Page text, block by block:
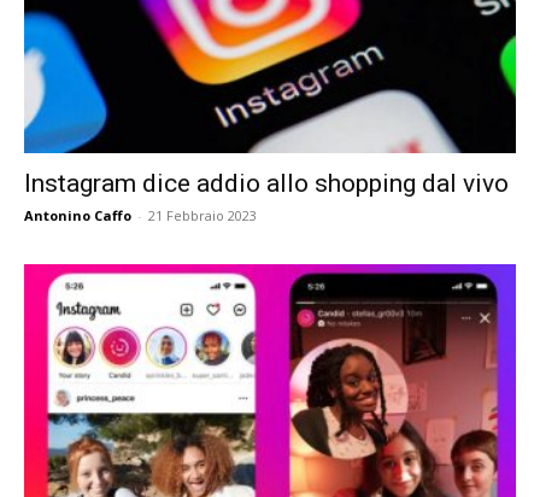
Instagram dice addio allo shopping dal vivo
Antonino Caffo - 21 Febbraio 2023